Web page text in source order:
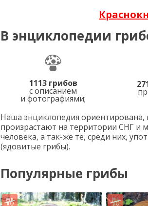
В энциклопедии
1113 грибов
с описанием
и фотографиями;
Наша энциклопедия ориентирована,
произрастают на территории СНГ и
человека, а так-же те, среди них,
(ядовитые грибы).
Популярные грибы